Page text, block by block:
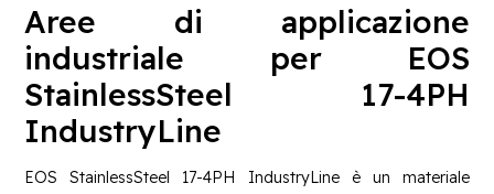
Aree di applicazione
industriale per EOS
StainlessSteel 17-4PH
IndustryLine
EOS StainlessSteel 17-4PH IndustryLine è un materiale